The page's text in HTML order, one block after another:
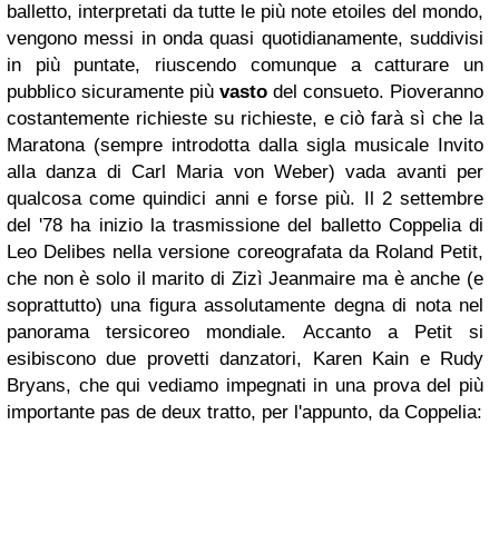
balletto, interpretati da tutte le più note etoiles del mondo,
vengono messi in onda quasi quotidianamente, suddivisi
in più puntate, riuscendo comunque a catturare un
pubblico sicuramente più vasto del consueto. Pioveranno
costantemente richieste su richieste, e ciò farà sì che la
Maratona(sempre introdotta dalla sigla musicale Invito
alla danzadi Carl Maria von Weber) vada avanti per
qualcosa come quindici anni e forse più. Il 2 settembre
del '78 ha inizio la trasmissione del balletto Coppeliadi
Leo Delibes nella versione coreografata da Roland Petit,
che non è solo il marito di Zizì Jeanmaire ma è anche (e
soprattutto) una figura assolutamente degna di nota nel
panorama tersicoreo mondiale. Accanto a Petit si
esibiscono due provetti danzatori, Karen Kain e Rudy
Bryans, che qui vediamo impegnati in una prova del più
importante pas de deux tratto, per l'appunto, da Coppelia: